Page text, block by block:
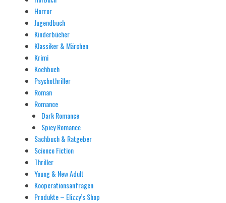
Horror
Jugendbuch
Kinderbücher
Klassiker & Märchen
Krimi
Kochbuch
Psychothriller
Roman
Romance
Dark Romance
Spicy Romance
Sachbuch & Ratgeber
Science Fiction
Thriller
Young & New Adult
Kooperationsanfragen
Produkte – Elizzy’s Shop